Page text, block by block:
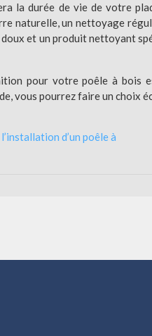
la durée de vie de votre
naturelle, un nettoyage
et un produit nettoyant
pour votre poêle à bois
vous pourrez faire un
d’un poêle à